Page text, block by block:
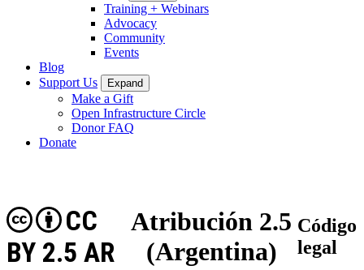
Training + Webinars
Advocacy
Community
Events
Blog
Support Us
Expand
Make a Gift
Open Infrastructure Circle
Donor FAQ
Donate
Atribución 2.5
(Argentina)
CC
BY 2.5 AR
Código
legal